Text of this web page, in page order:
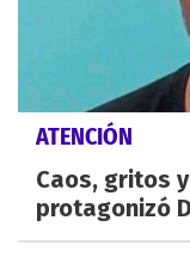
ATENCIÓN
Caos, gritos
protagonizó